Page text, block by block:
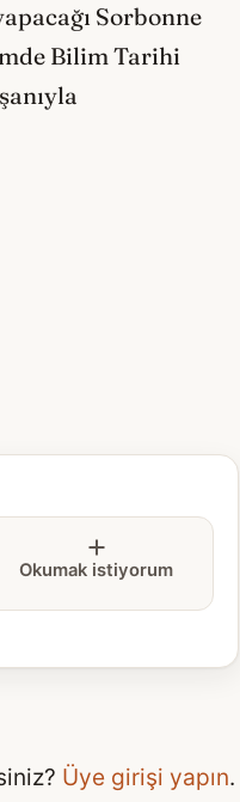
Sorbonne
Bilim Tarihi
Okumak istiyorum
Üye girişi yapın.